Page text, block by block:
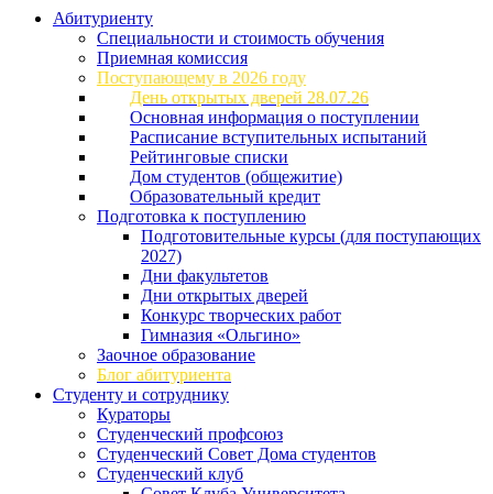
Абитуриенту
Специальности и стоимость обучения
Приемная комиссия
Поступающему в 2026 году
День открытых дверей 28.07.26
Основная информация о поступлении
Расписание вступительных испытаний
Рейтинговые списки
Дом студентов (общежитие)
Образовательный кредит
Подготовка к поступлению
Подготовительные курсы (для поступающих
2027)
Дни факультетов
Дни открытых дверей
Конкурс творческих работ
Гимназия «Ольгино»
Заочное образование
Блог абитуриента
Студенту и сотруднику
Кураторы
Студенческий профсоюз
Студенческий Совет Дома студентов
Студенческий клуб